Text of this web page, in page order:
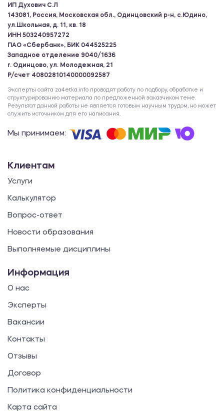
ИП Духович С.Л
143081, Россия, Московская обл., Одинцовский р-н, с.Юдино,
ул.Школьная, д. 11, кв. 18
ИНН 503240957272
ПАО «Сбербанк», БИК 044525225
Западное отделение 9040/1636
г. Одинцово, ул. Молодежная, 21
Р/счет 40802810140000092587
Эксперты сайта za4etka.info проводят работу по подбору, обработке и
структурированию материала по предложенной заказчиком теме.
Результат данной работы не является готовым научным трудом, но может
служить источником для его написания.
Мы принимаем:
Клиентам
Услуги
Калькулятор
Вопрос-ответ
Новости образования
Выполняемые дисциплины
Информация
О нас
Эксперты
Вакансии
Контакты
Отзывы
Договор
Политика конфиденциальности
Карта сайта